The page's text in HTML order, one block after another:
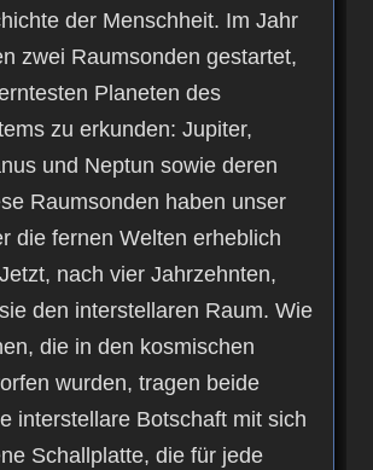
der Menschheit. Im Jahr
zwei Raumsonden gestartet,
Planeten des
zu erkunden: Jupiter,
und Neptun sowie deren
Raumsonden haben unser
die fernen Welten erheblich
nach vier Jahrzehnten,
den interstellaren Raum. Wie
die in den kosmischen
wurden, tragen beide
interstellare Botschaft mit sich
Schallplatte, die für jede